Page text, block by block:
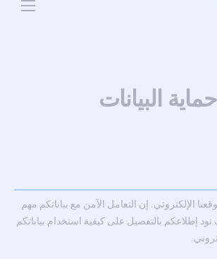
حماية البيانات
الإلكتروني. إن التعامل الآمن مع بياناتكم مهم
نود إطلاعكم بالتفصيل على كيفية استخدام بياناتكم